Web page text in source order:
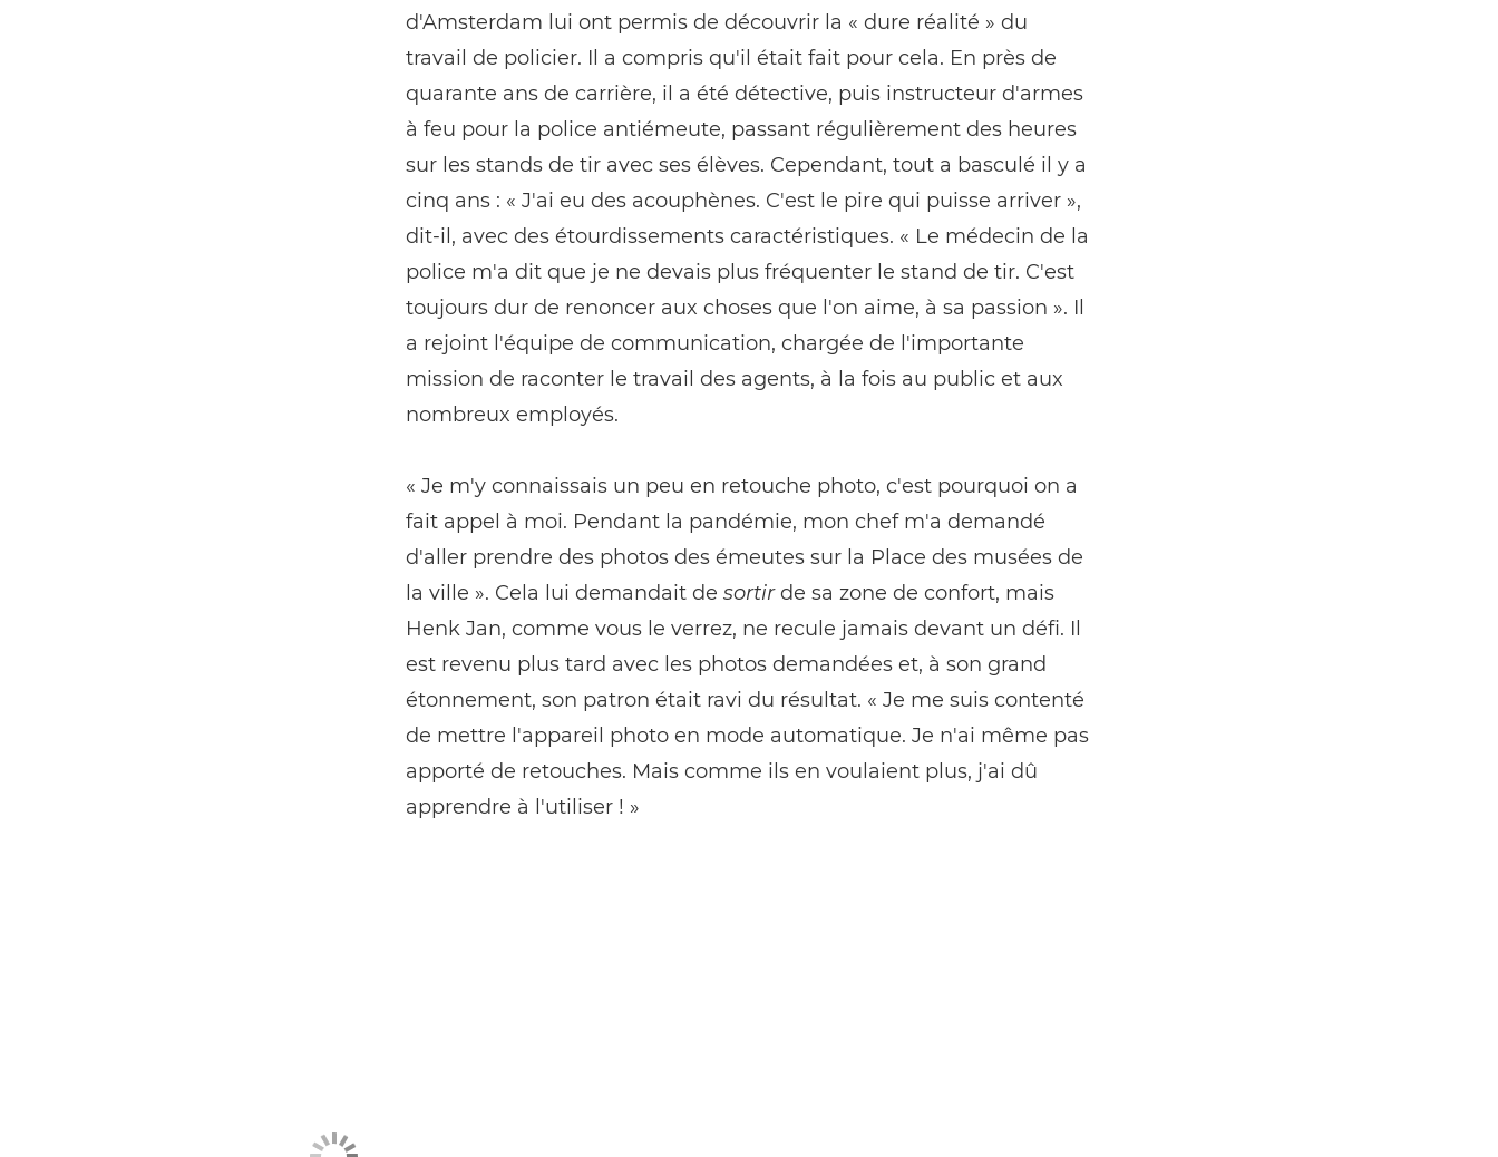
d'Amsterdam lui ont permis de découvrir la « dure réalité » du
travail de policier. Il a compris qu'il était fait pour cela. En près de
quarante ans de carrière, il a été détective, puis instructeur d'armes
à feu pour la police antiémeute, passant régulièrement des heures
sur les stands de tir avec ses élèves. Cependant, tout a basculé il y a
cinq ans : « J'ai eu des acouphènes. C'est le pire qui puisse arriver »,
dit-il, avec des étourdissements caractéristiques. « Le médecin de la
police m'a dit que je ne devais plus fréquenter le stand de tir. C'est
toujours dur de renoncer aux choses que l'on aime, à sa passion ». Il
a rejoint l'équipe de communication, chargée de l'importante
mission de raconter le travail des agents, à la fois au public et aux
nombreux employés.
« Je m'y connaissais un peu en retouche photo, c'est pourquoi on a
fait appel à moi. Pendant la pandémie, mon chef m'a demandé
d'aller prendre des photos des émeutes sur la Place des musées de
la ville ». Cela lui demandait de sortirde sa zone de confort, mais
Henk Jan, comme vous le verrez, ne recule jamais devant un défi. Il
est revenu plus tard avec les photos demandées et, à son grand
étonnement, son patron était ravi du résultat. « Je me suis contenté
de mettre l'appareil photo en mode automatique. Je n'ai même pas
apporté de retouches. Mais comme ils en voulaient plus, j'ai dû
apprendre à l'utiliser ! »